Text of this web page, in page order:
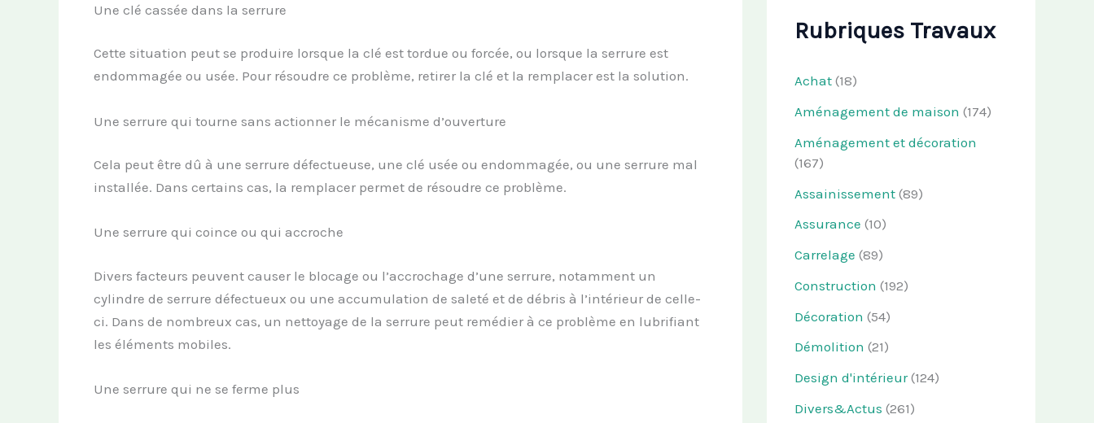
Une clé cassée dans la serrure
Cette situation peut se produire lorsque la clé est tordue ou forcée, ou lorsque la serrure est
endommagée ou usée. Pour résoudre ce problème, retirer la clé et la remplacer est la solution.
Une serrure qui tourne sans actionner le mécanisme d’ouverture
Cela peut être dû à une serrure défectueuse, une clé usée ou endommagée, ou une serrure mal
installée. Dans certains cas, la remplacer permet de résoudre ce problème.
Une serrure qui coince ou qui accroche
Divers facteurs peuvent causer le blocage ou l’accrochage d’une serrure, notamment un
cylindre de serrure défectueux ou une accumulation de saleté et de débris à l’intérieur de celle-
ci. Dans de nombreux cas, un nettoyage de la serrure peut remédier à ce problème en lubrifiant
les éléments mobiles.
Une serrure qui ne se ferme plus
Rubriques Travaux
Achat (18)
Aménagement de maison (174)
Aménagement et décoration
(167)
Assainissement (89)
Assurance (10)
Carrelage (89)
Construction (192)
Décoration (54)
Démolition (21)
Design d'intérieur(124)
Divers&Actus (261)